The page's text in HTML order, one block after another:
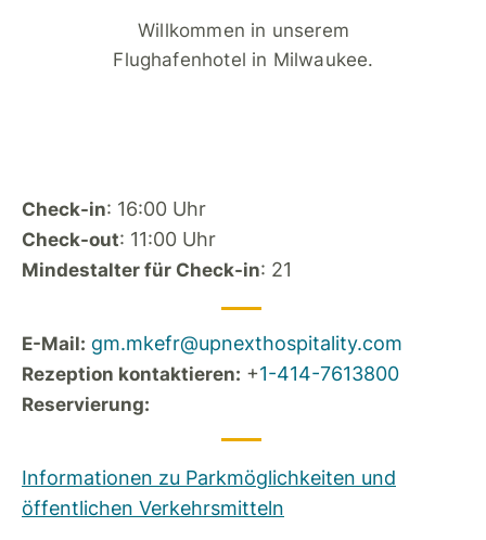
Willkommen in unserem
Flughafenhotel in Milwaukee.
Check-in: 16:00 Uhr
Check-out: 11:00 Uhr
Mindestalter für Check-in: 21
E-Mail: gm.mkefr@upnexthospitality.com
Rezeption kontaktieren: +1-414-7613800
Reservierung:
Informationen zu Parkmöglichkeiten und
öffentlichen Verkehrsmitteln